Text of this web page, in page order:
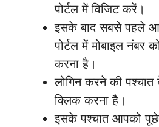
पोर्टल में विजिट करें।
इसके बाद सबसे पहले
पोर्टल में मोबाइल नंबर
करना है।
लोगिन करने की पश्चात
क्लिक करना है।
इसके पश्चात आपको